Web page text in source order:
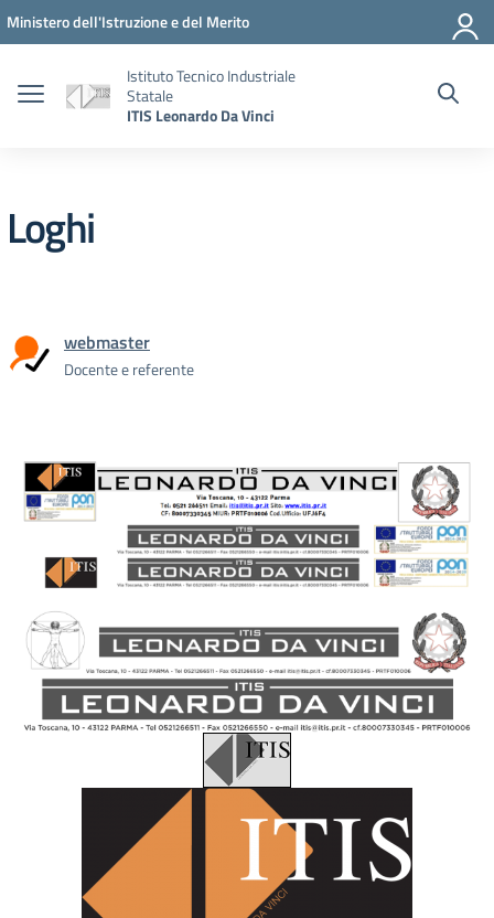
Vai ai contenuti
Vai al menu di navigazione
Vai al footer
Ministero dell'Istruzione e del Merito
Istituto Tecnico Industriale
Statale
ITIS Leonardo Da Vinci
Loghi
webmaster
Docente e referente